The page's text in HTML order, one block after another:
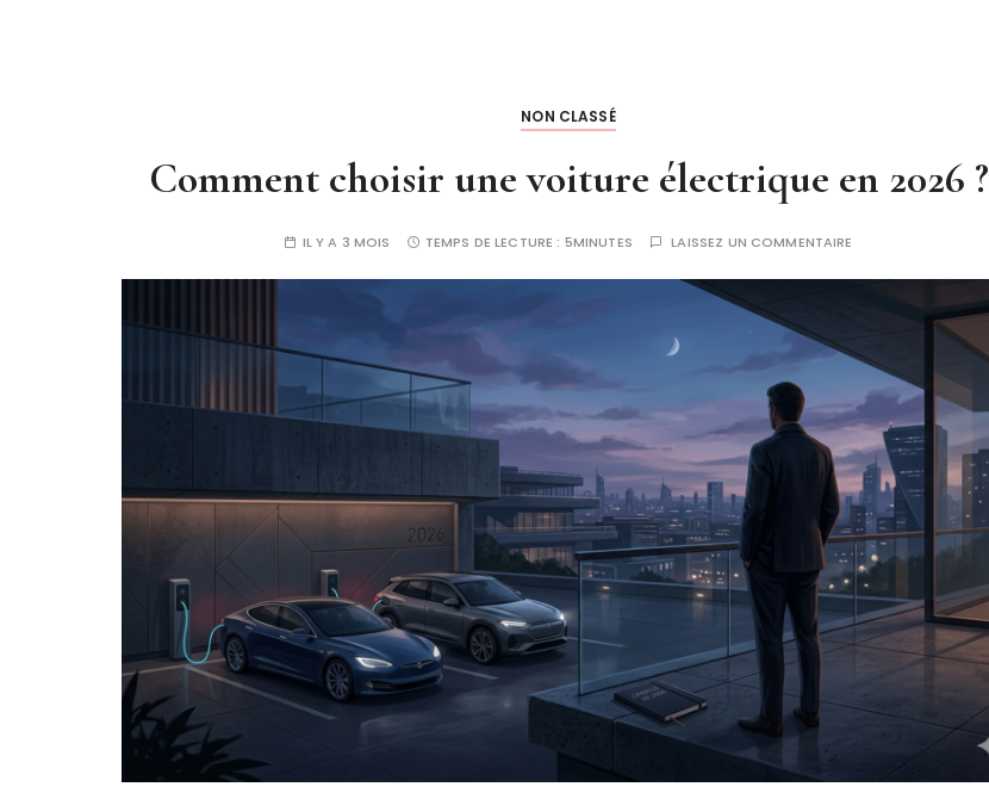
NON CLASSÉ
Comment choisir une voiture électrique en 2026 ?
IL Y A 3 MOIS TEMPS DE LECTURE : 5MINUTES LAISSEZ UN COMMENTAIRE